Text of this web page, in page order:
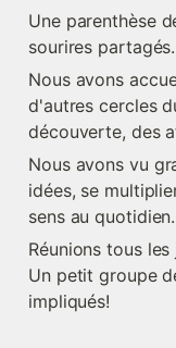
Une parenthèse
sourires partagés.
Nous avons
d'autres cercles
découverte, des
Nous avons vu
idées, se
sens au quotidien.
Réunions tous
Un petit groupe
impliqués!